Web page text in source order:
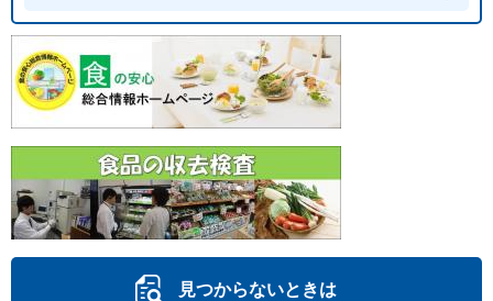
見つからないときは